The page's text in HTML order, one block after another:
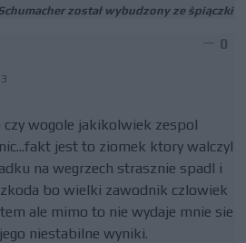
został wybudzony ze śpiączki
0
wogole jakikolwiek zespol
jest to ziomek ktory walczyl
na wegrzech strasznie spadl i
bo wielki zawodnik czlowiek
ale mimo to nie wydaje mnie sie
niestabilne wyniki.